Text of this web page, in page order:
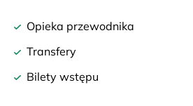
Opieka przewodnika
Transfery
Bilety wstępu